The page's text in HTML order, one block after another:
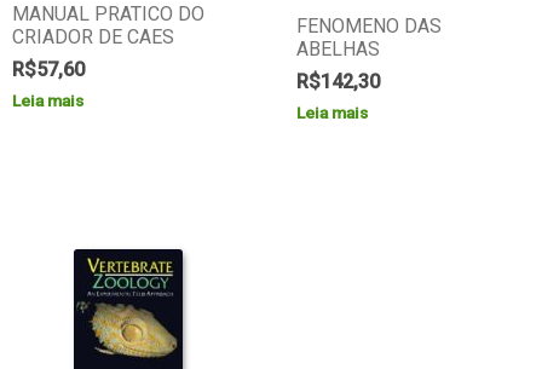
MANUAL PRATICO DO
CRIADOR DE CAES
R$57,60
Leia mais
FENOMENO DAS
ABELHAS
R$142,30
Leia mais